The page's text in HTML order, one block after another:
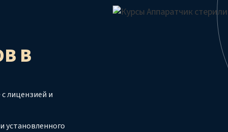
В
лицензией и
установленного